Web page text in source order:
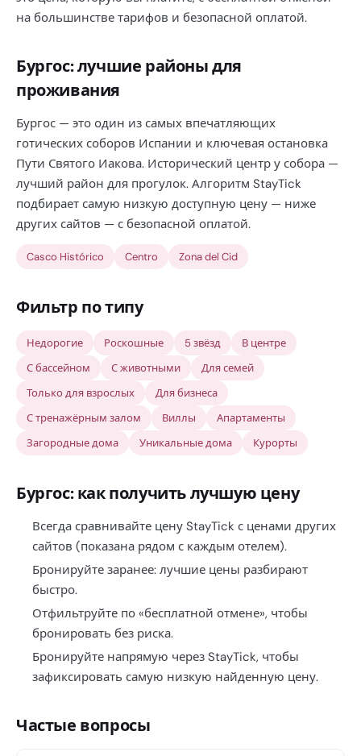
на большинстве тарифов и безопасной оплатой.
Бургос: лучшие районы для
проживания
Бургос — это один из самых впечатляющих
готических соборов Испании и ключевая остановка
Пути Святого Иакова. Исторический центр у собора —
лучший район для прогулок. Алгоритм StayTick
подбирает самую низкую доступную цену — ниже
других сайтов — с безопасной оплатой.
Casco Histórico Centro Zona del Cid
Фильтр по типу
Недорогие Роскошные 5 звёзд
В центре
С бассейном
С животными
Для семей
Только для взрослых
Для бизнеса
С тренажёрным залом
Виллы
Апартаменты
Загородные дома
Уникальные дома Курорты
Бургос: как получить лучшую цену
Всегда сравнивайте цену StayTick с ценами других
сайтов (показана рядом с каждым отелем).
Бронируйте заранее: лучшие цены разбирают
быстро.
Отфильтруйте по «бесплатной отмене», чтобы
бронировать без риска.
Бронируйте напрямую через StayTick, чтобы
зафиксировать самую низкую найденную цену.
Частые вопросы